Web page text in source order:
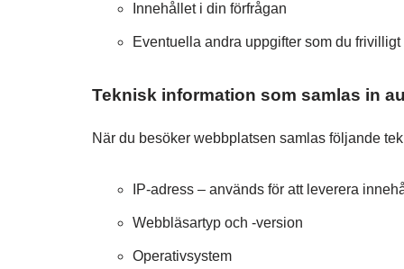
Innehållet i din förfrågan
Eventuella andra uppgifter som du
Teknisk information som samlas in
När du besöker webbplatsen samlas följande
IP-adress – används för att leverera
Webbläsartyp och -version
Operativsystem